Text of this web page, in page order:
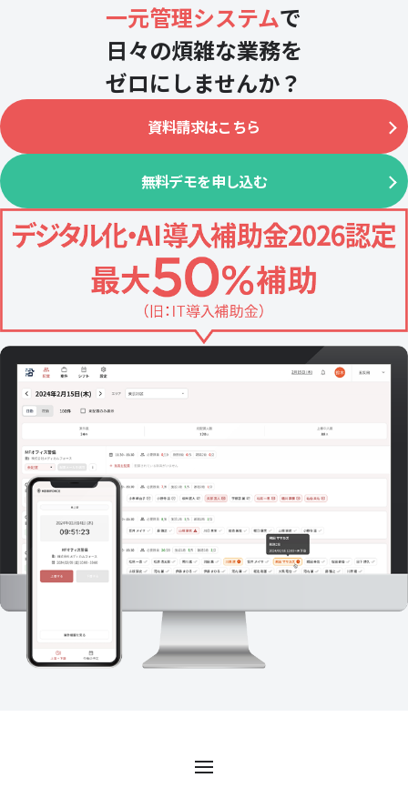
一元管理システムで
日々の煩雑な業務を
ゼロにしませんか？
資料請求はこちら
無料デモを申し込む